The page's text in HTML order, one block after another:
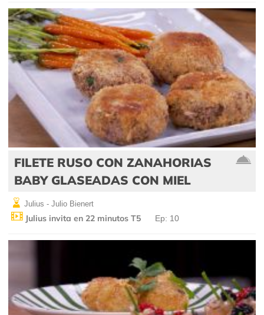
FILETE RUSO CON ZANAHORIAS
BABY GLASEADAS CON MIEL
Julius - Julio Bienert
Julius invita en 22 minutos T5 Ep: 10